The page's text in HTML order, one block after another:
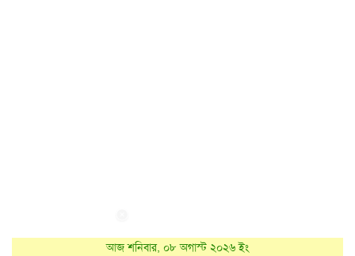
আজ শনিবার, ০৮ অগাস্ট ২০২৬ ইং